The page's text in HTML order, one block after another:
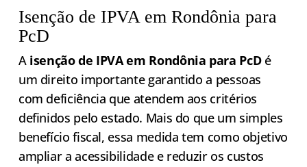
Isenção de IPVA em Rondônia para
PcD
A isenção de IPVA em Rondônia para PcDé
um direito importante garantido a pessoas
com deficiência que atendem aos critérios
definidos pelo estado. Mais do que um simples
benefício fiscal, essa medida tem como objetivo
ampliar a acessibilidade e reduzir os custos